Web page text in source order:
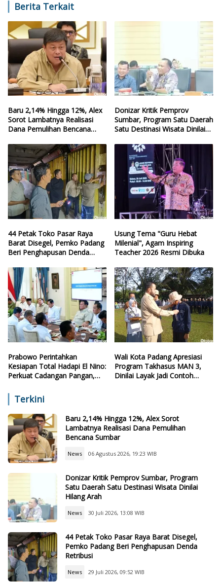
Berita Terkait
Baru 2,14% Hingga 12%, Alex
Sorot Lambatnya Realisasi
Dana Pemulihan Bencana
Donizar Kritik Pemprov
Sumbar, Program Satu Daerah
Satu Destinasi Wisata Dinilai
44 Petak Toko Pasar Raya
Barat Disegel, Pemko Padang
Beri Penghapusan Denda
Usung Tema "Guru Hebat
Milenial", Agam Inspiring
Teacher 2026 Resmi Dibuka
Prabowo Perintahkan
Kesiapan Total Hadapi El Nino:
Perkuat Cadangan Pangan,
Wali Kota Padang Apresiasi
Program Takhasus MAN 3,
Dinilai Layak Jadi Contoh
Terkini
Baru 2,14% Hingga 12%, Alex Sorot
Lambatnya Realisasi Dana Pemulihan
Bencana Sumbar
News 06 Agustus 2026, 19:23 WIB
Donizar Kritik Pemprov Sumbar, Program
Satu Daerah Satu Destinasi Wisata Dinilai
Hilang Arah
News 30 Juli 2026, 13:08 WIB
44 Petak Toko Pasar Raya Barat Disegel,
Pemko Padang Beri Penghapusan Denda
Retribusi
News 29 Juli 2026, 09:52 WIB